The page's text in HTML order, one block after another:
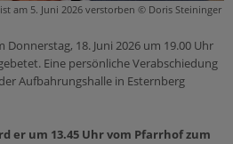
am 5. Juni 2026 verstorben © Doris Steininger
18. Juni 2026 um 19.00 Uhr
Eine persönliche Verabschiedung
Aufbahrungshalle in Esternberg
er um 13.45 Uhr vom Pfarrhof zum